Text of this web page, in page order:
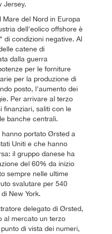
Jersey.
del Nord in Europa
dell'eolico offshore è
di condizioni negative. Al
catene di
dalla guerra
per le forniture
per la produzione di
posto, l'aumento dei
Per arrivare al terzo
finanziari, saliti con le
banche centrali.
portato Ørsted a
Uniti e che hanno
il gruppo danese ha
del 60% da inizio
sempre nelle ultime
svalutare per 540
New York.
delegato di Ørsted,
al mercato un terzo
di vista dei numeri,